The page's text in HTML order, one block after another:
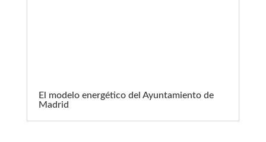
El modelo energético del Ayuntamiento de
Madrid